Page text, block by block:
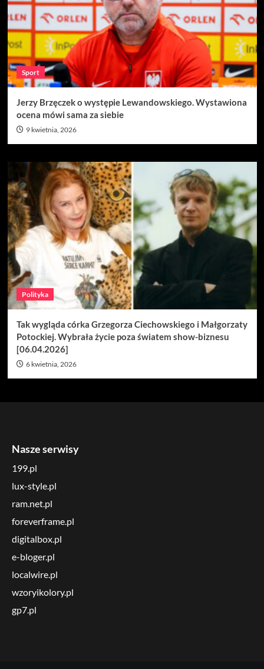
Sport
Jerzy Brzęczek o występie Lewandowskiego. Wystawiona
ocena mówi sama za siebie
9 kwietnia, 2026
Polityka
Tak wygląda córka Grzegorza Ciechowskiego i Małgorzaty
Potockiej. Wybrała życie poza światem show-biznesu
[06.04.2026]
6 kwietnia, 2026
Nasze serwisy
199.pl
lux-style.pl
ram.net.pl
foreverframe.pl
digitalbox.pl
e-bloger.pl
localwire.pl
wzoryikolory.pl
gp7.pl